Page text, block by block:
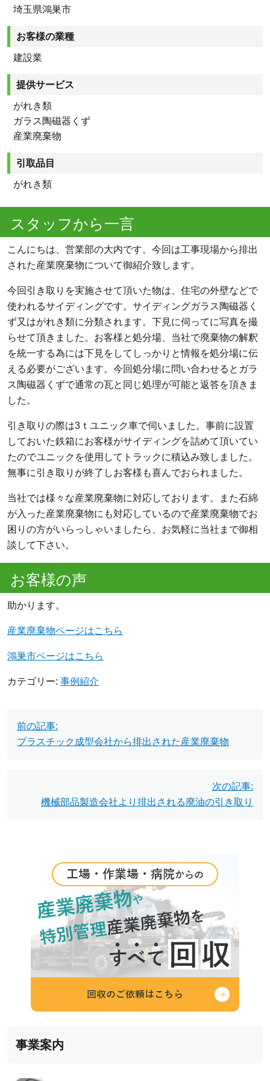
埼玉県鴻巣市
お客様の業種
建設業
提供サービス
がれき類
ガラス陶磁器くず
産業廃棄物
引取品目
がれき類
スタッフから一言
こんにちは、営業部の大内です。今回は工事現場から排出
された産業廃棄物について御紹介致します。
今回引き取りを実施させて頂いた物は、住宅の外壁などで
使われるサイディングです。サイディングガラス陶磁器く
ず又はがれき類に分類されます。下見に伺ってに写真を撮
らせて頂きました。お客様と処分場、当社で廃棄物の解釈
を統一する為には下見をしてしっかりと情報を処分場に伝
える必要がございます。今回処分場に問い合わせるとガラ
ス陶磁器くずで通常の瓦と同じ処理が可能と返答を頂きま
した。
引き取りの際は3ｔユニック車で伺いました。事前に設置
しておいた鉄箱にお客様がサイディングを詰めて頂いてい
たのでユニックを使用してトラックに積込み致しました。
無事に引き取りが終了しお客様も喜んでおられました。
当社では様々な産業廃棄物に対応しております。また石綿
が入った産業廃棄物にも対応しているので産業廃棄物でお
困りの方がいらっしゃいましたら、お気軽に当社まで御相
談して下さい。
お客様の声
助かります。
産業廃棄物ページはこちら
鴻巣市ページはこちら
カテゴリー: 事例紹介
投
稿
前の記事:
プラスチック成型会社から排出された産業廃棄物
次の記事:
機械部品製造会社より排出される廃油の引き取り
事業案内